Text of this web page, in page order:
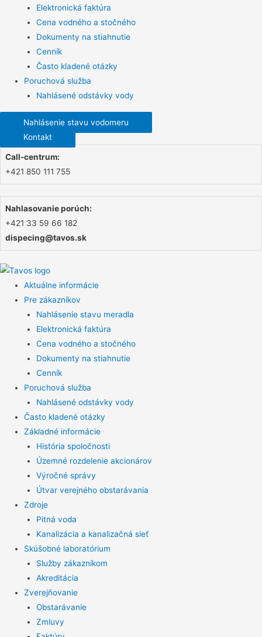
Elektronická faktúra
Cena vodného a stočného
Dokumenty na stiahnutie
Cenník
Často kladené otázky
Poruchová služba
Nahlásené odstávky vody
Nahlásenie stavu vodomeru
Kontakt
Call-centrum:
+421 850 111 755
Nahlasovanie porúch:
+421 33 59 66 182
dispecing@tavos.sk
Aktuálne informácie
Pre zákazníkov
Nahlásenie stavu meradla
Elektronická faktúra
Cena vodného a stočného
Dokumenty na stiahnutie
Cenník
Poruchová služba
Nahlásené odstávky vody
Často kladené otázky
Základné informácie
História spoločnosti
Územné rozdelenie akcionárov
Výročné správy
Útvar verejného obstarávania
Zdroje
Pitná voda
Kanalizácia a kanalizačná sieť
Skúšobné laboratórium
Služby zákazníkom
Akreditácia
Zverejňovanie
Obstarávanie
Zmluvy